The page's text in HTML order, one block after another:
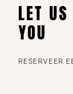
LET
YOU
RESERVEER